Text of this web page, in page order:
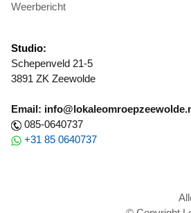
Weerbericht
Studio:
Schepenveld 21-5
3891 ZK Zeewolde
Email:
085-0640737
+31 85 0640737